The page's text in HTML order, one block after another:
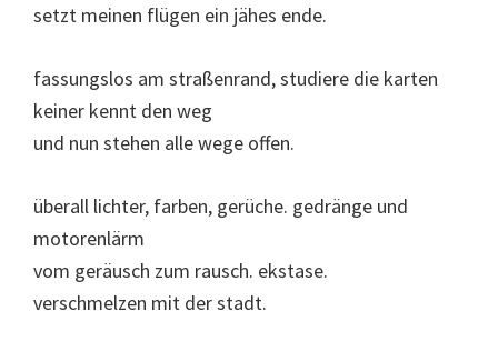
setzt meinen flügen ein jähes ende.
fassungslos am straßenrand, studiere die karten
keiner kennt den weg
und nun stehen alle wege offen.
überall lichter, farben, gerüche. gedränge und
motorenlärm
vom geräusch zum rausch. ekstase.
verschmelzen mit der stadt.